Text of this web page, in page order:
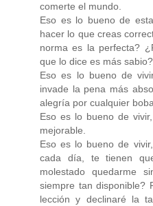
comerte el mundo.
Eso es lo bueno de
hacer lo que creas
norma es la perfecta?
que lo dice es más
Eso es lo bueno de
invade la pena más
alegría por cualquier
Eso es lo bueno de
mejorable.
Eso es lo bueno de
cada día, te tienen
molestado quedarme
siempre tan disponible?
lección y declinaré la